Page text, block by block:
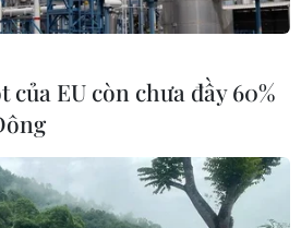
EU còn chưa đầy 60%